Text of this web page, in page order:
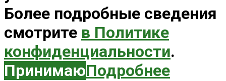
Более подробные сведения
смотрите в Политике
конфиденциальности.
ПринимаюПодробнее